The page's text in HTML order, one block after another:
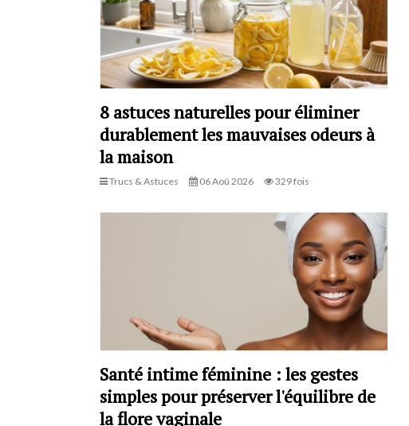
8 astuces naturelles pour éliminer
durablement les mauvaises odeurs à
la maison
Trucs & Astuces 06 Aoû 2026 329 fois
Santé intime féminine : les gestes
simples pour préserver l'équilibre de
la flore vaginale